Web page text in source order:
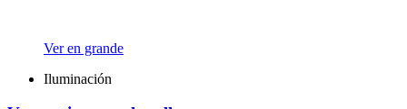
Ver en grande
Iluminación